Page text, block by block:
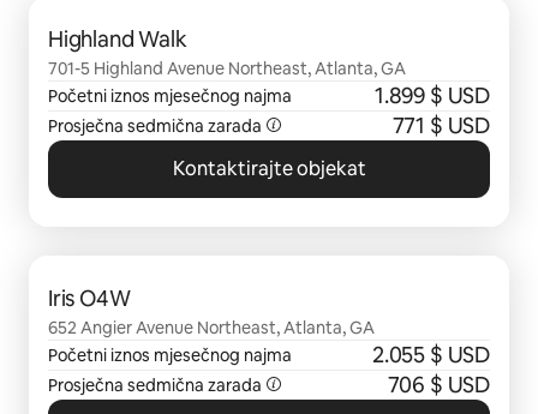
Highland Walk
701-5 Highland Avenue Northeast, Atlanta, GA
Početni iznos mjesečnog najma
1.899 $ USD
Prosječna sedmična zarada 771 $ USD
Kontaktirajte objekat
Iris O4W
652 Angier Avenue Northeast, Atlanta, GA
Početni iznos mjesečnog najma
2.055 $ USD
Prosječna sedmična zarada 706 $ USD